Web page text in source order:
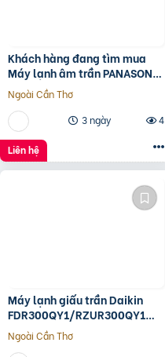
Khách hàng đang tìm mua
Máy lạnh âm trần PANASONIC
Inverter giá rẻ thì ghé VĨNH
PHÁT
Ngoài Cần Thơ
3 ngày
4
Liên hệ
Máy lạnh giấu trần Daikin
FDR300QY1/RZUR300QY1
Inverte
Ngoài Cần Thơ